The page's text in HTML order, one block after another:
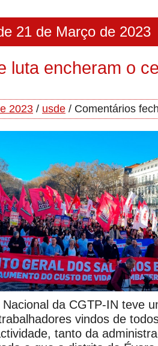
21 de Março de 2023
luta encheram o
2023 / usde / Comentários
da CGTP-IN teve
vindos de
tanto da